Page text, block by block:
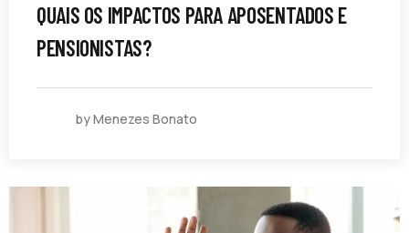
QUAIS OS IMPACTOS PARA APOSENTADOS E
PENSIONISTAS?
by Menezes Bonato